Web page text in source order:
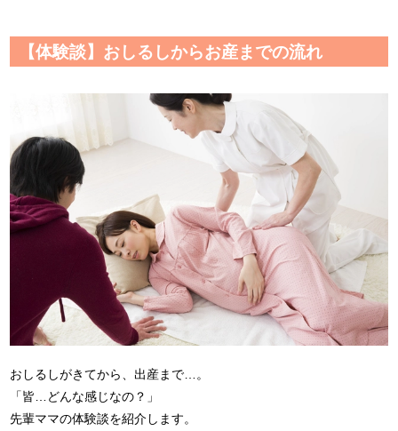
【体験談】おしるしからお産までの流れ
おしるしがきてから、出産まで…。
「皆…どんな感じなの？」
先輩ママの体験談を紹介します。